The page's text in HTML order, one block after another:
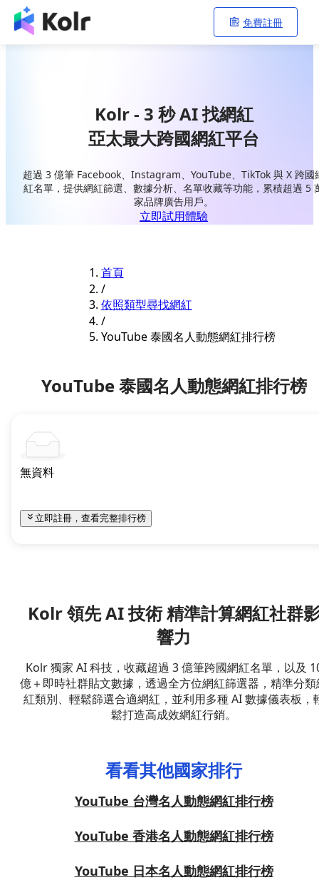
免費註冊
Kolr - 3 秒 AI 找網紅
亞太最大跨國網紅平台
超過 3 億筆 Facebook、Instagram、YouTube、TikTok 與 X 跨國
紅名單，提供網紅篩選、數據分析、名單收藏等功能，累積超過 5
家品牌廣告用戶。
立即試用體驗
首頁
/
依照類型尋找網紅
/
YouTube 泰國名人動態網紅排行榜
YouTube 泰國名人動態網紅排行榜
無資料
立即註冊，查看完整排行榜
Kolr 領先 AI 技術 精準計算網紅社群
響力
Kolr 獨家 AI 科技，收藏超過 3 億筆跨國網紅名單，以及
億＋即時社群貼文數據，透過全方位網紅篩選器，精準分類
紅類別、輕鬆篩選合適網紅，並利用多種 AI 數據儀表板，
鬆打造高成效網紅行銷。
看看其他國家排行
YouTube 台灣名人動態網紅排行榜
YouTube 香港名人動態網紅排行榜
YouTube 日本名人動態網紅排行榜